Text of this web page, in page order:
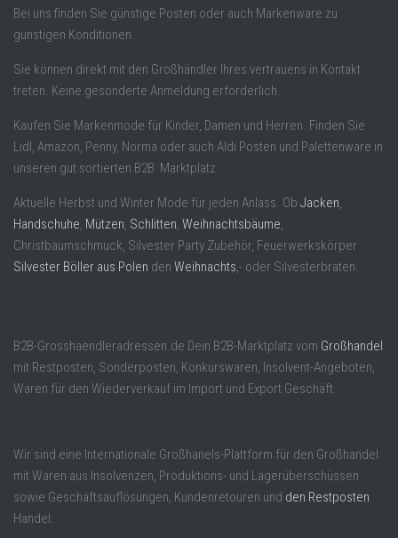
Bei uns finden Sie günstige Posten oder auch Markenware zu
günstigen Konditionen.
Sie können direkt mit den Großhändler Ihres vertrauens in Kontakt
treten. Keine gesonderte Anmeldung erforderlich.
Kaufen Sie Markenmode für Kinder, Damen und Herren. Finden Sie
Lidl, Amazon, Penny, Norma oder auch Aldi Posten und Palettenware in
unseren gut sortierten B2B Marktplatz.
Aktuelle Herbst und Winter Mode für jeden Anlass. Ob Jacken,
Handschuhe, Mützen, Schlitten, Weihnachtsbäume,
Christbaumschmuck, Silvester Party Zubehör, Feuerwerkskörper
Silvester Böller aus Polen den Weihnachts,- oder Silvesterbraten.
B2B-Grosshaendleradressen.de Dein B2B-Marktplatz vom Großhandel
mit Restposten, Sonderposten, Konkurswaren, Insolvent-Angeboten,
Waren für den Wiederverkauf im Import und Export Geschäft.
Wir sind eine Internationale Großhanels-Plattform für den Großhandel
mit Waren aus Insolvenzen, Produktions- und Lagerüberschüssen
sowie Geschäftsauflösungen, Kundenretouren und den Restposten
Handel.